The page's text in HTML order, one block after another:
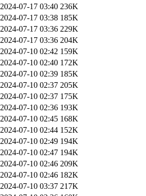
2024-07-17 03:40 236K
2024-07-17 03:38 185K
2024-07-17 03:36 229K
2024-07-17 03:36 204K
2024-07-10 02:42 159K
2024-07-10 02:40 172K
2024-07-10 02:39 185K
2024-07-10 02:37 205K
2024-07-10 02:37 175K
2024-07-10 02:36 193K
2024-07-10 02:45 168K
2024-07-10 02:44 152K
2024-07-10 02:49 194K
2024-07-10 02:47 194K
2024-07-10 02:46 209K
2024-07-10 02:46 182K
2024-07-10 03:37 217K